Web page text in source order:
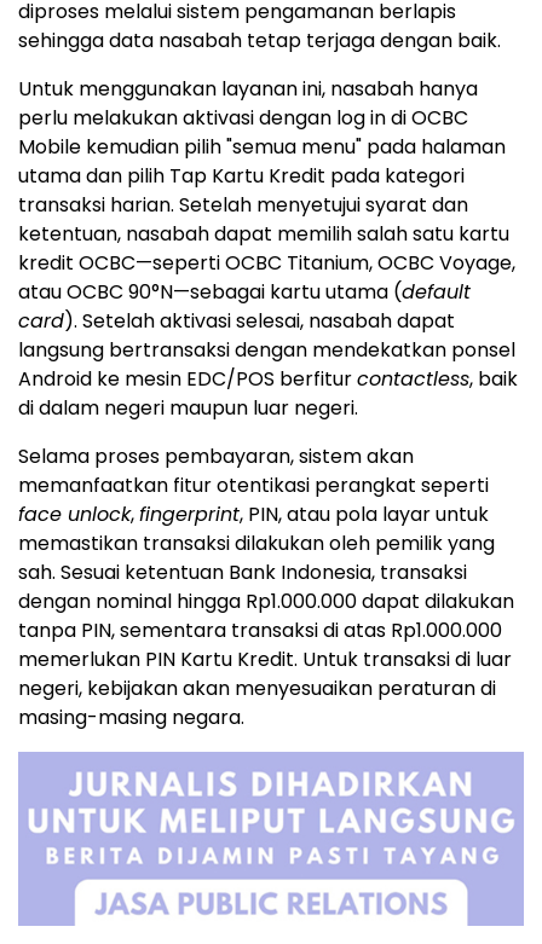
diproses melalui sistem pengamanan berlapis
sehingga data nasabah tetap terjaga dengan baik.
Untuk menggunakan layanan ini, nasabah hanya
perlu melakukan aktivasi dengan log in di OCBC
Mobile kemudian pilih "semua menu" pada halaman
utama dan pilih Tap Kartu Kredit pada kategori
transaksi harian. Setelah menyetujui syarat dan
ketentuan, nasabah dapat memilih salah satu kartu
kredit OCBC—seperti OCBC Titanium, OCBC Voyage,
atau OCBC 90°N—sebagai kartu utama (default
card). Setelah aktivasi selesai, nasabah dapat
langsung bertransaksi dengan mendekatkan ponsel
Android ke mesin EDC/POS berfiturcontactless, baik
di dalam negeri maupun luar negeri.
Selama proses pembayaran, sistem akan
memanfaatkan fitur otentikasi perangkat seperti
face unlock,fingerprint, PIN, atau pola layar untuk
memastikan transaksi dilakukan oleh pemilik yang
sah. Sesuai ketentuan Bank Indonesia, transaksi
dengan nominal hingga Rp1.000.000dapat dilakukan
tanpa PIN, sementara transaksi di atas Rp1.000.000
memerlukan PIN Kartu Kredit. Untuk transaksi di luar
negeri, kebijakan akan menyesuaikan peraturan di
masing-masing negara.